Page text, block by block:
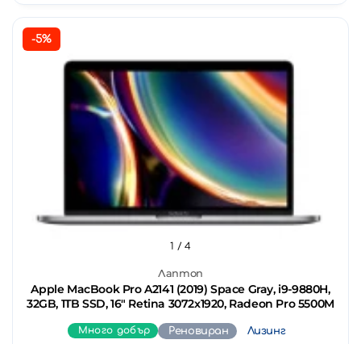
-5%
Лаптоп
Apple MacBook Pro A2141 (2019) Space Gray, i9-9880H,
32GB, 1TB SSD, 16" Retina 3072x1920, Radeon Pro 5500M
1 / 4
Много добър Реновиран Лизинг